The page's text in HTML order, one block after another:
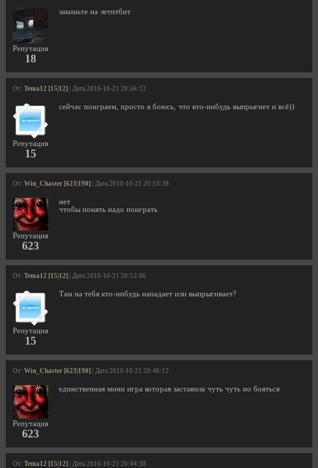
Репутация
18
закиньте на летитбит
От: Tema12 [15|12] | Дата 2010-10-21 20:56:12
Репутация
15
сейчас поиграем, просто я боюсь, что кто-нибудь выпрыгнет и всё))
От: Win_Chaster [623|190] | Дата 2010-10-21 20:53:39
Репутация
623
нет
чтобы понять надо поиграть
От: Tema12 [15|12] | Дата 2010-10-21 20:53:06
Репутация
15
Там на тебя кто-нибудь нападает или выпрыгивает?
От: Win_Chaster [623|190] | Дата 2010-10-21 20:46:12
Репутация
623
единственная мини игра которая заставила чуть чуть но бояться
От: Tema12 [15|12] | Дата 2010-10-21 20:44:38